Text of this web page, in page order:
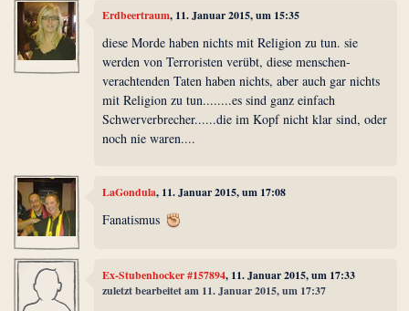
Erdbeertraum, 11. Januar 2015, um 15:35
diese Morde haben nichts mit Religion zu tun. sie
werden von Terroristen verübt, diese menschen-
verachtenden Taten haben nichts, aber auch gar nichts
mit Religion zu tun........es sind ganz einfach
Schwerverbrecher......die im Kopf nicht klar sind, oder
noch nie waren....
LaGondula, 11. Januar 2015, um 17:08
Fanatismus
Ex-Stubenhocker #157894, 11. Januar 2015, um 17:33
zuletzt bearbeitet am 11. Januar 2015, um 17:37